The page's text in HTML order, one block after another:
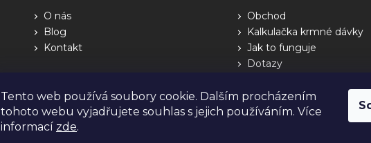
Tento web používá soubory cookie. Dalším procházením
tohoto webu vyjadřujete souhlas s jejich používáním. Více
informací zde.
O nás
Blog
Kontakt
Obchod
Kalkulačka krmné dávky
Jak to funguje
Dotazy